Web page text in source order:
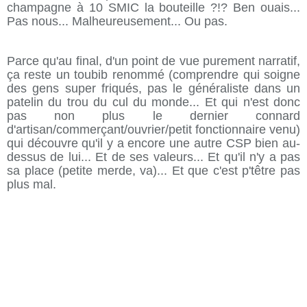
champagne à 10 SMIC la bouteille ?!? Ben ouais...
Pas nous... Malheureusement... Ou pas.
Parce qu'au final, d'un point de vue purement narratif,
ça reste un toubib renommé (comprendre qui soigne
des gens super friqués, pas le généraliste dans un
patelin du trou du cul du monde... Et qui n'est donc
pas non plus le dernier connard
d'artisan/commerçant/ouvrier/petit fonctionnaire venu)
qui découvre qu'il y a encore une autre CSP bien au-
dessus de lui... Et de ses valeurs... Et qu'il n'y a pas
sa place (petite merde, va)... Et que c'est p'têtre pas
plus mal.